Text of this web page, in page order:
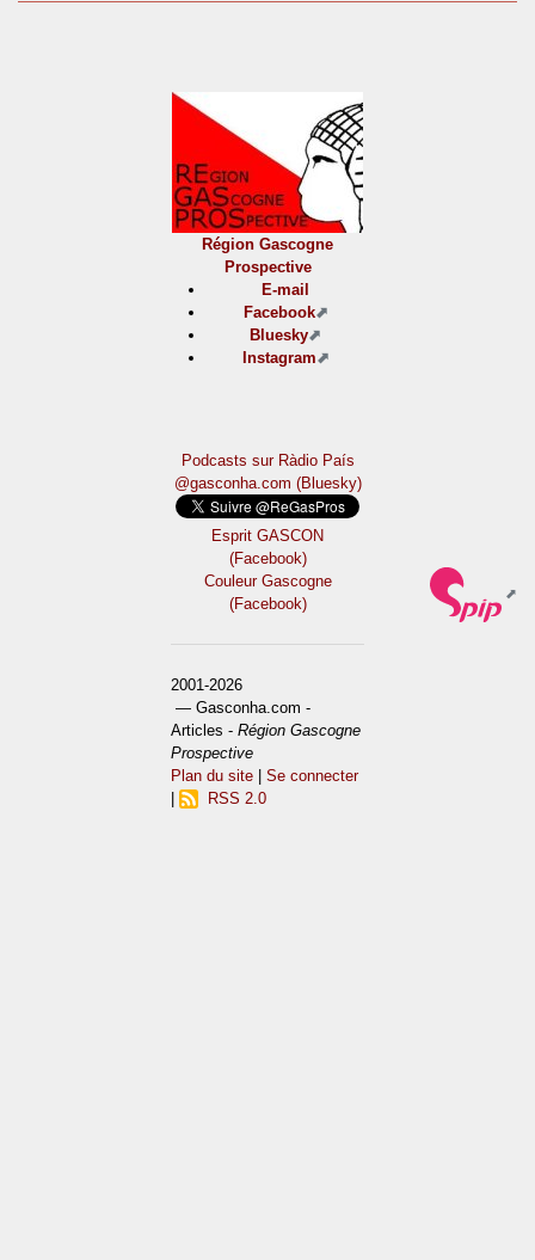
Région Gascogne
Prospective
E-mail
Facebook
Bluesky
Instagram
Podcasts sur Ràdio País
@gasconha.com (Bluesky)
Esprit GASCON
(Facebook)
Couleur Gascogne
(Facebook)
2001-2026
— Gasconha.com -
Articles -Région Gascogne
Prospective
Plan du site |Se connecter
RSS 2.0